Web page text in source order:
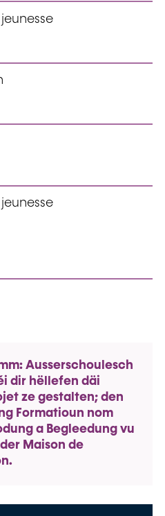
Ausserschoulesch
dir hëllefen däi
ze gestalten; den
Formatioun nom
a Begleedung vu
Maison de